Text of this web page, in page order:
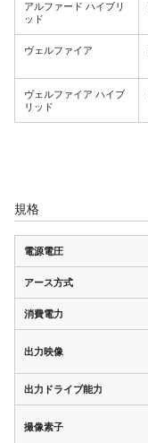
アルファード ハイブリ
ッド
ヴェルファイア
ヴェルファイア ハイブ
リッド
規格
電源電圧
アース方式
消費電力
出力映像
出力ドライブ能力
撮像素子